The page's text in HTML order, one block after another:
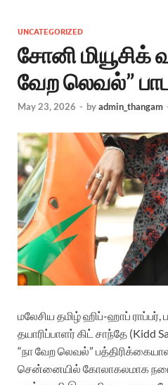
UNCATEGORIZED
சோனி மியூசிக்
வேற லெவல்”
May 23, 2026 - byadmin_thangam
மலேசிய தமிழ் ஹிப்-ஹாப் ராப்பர்,
தயாரிப்பாளர் கிட் சாந்தே (Kidd
“நா வேற லெவல்”
சென்னையில் கோலாகலமாக